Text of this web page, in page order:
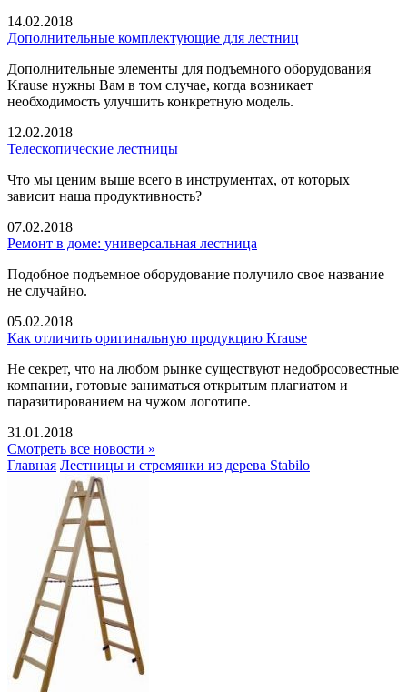
14.02.2018
Дополнительные комплектующие для лестниц
Дополнительные элементы для подъемного оборудования
Krause нужны Вам в том случае, когда возникает
необходимость улучшить конкретную модель.
12.02.2018
Телескопические лестницы
Что мы ценим выше всего в инструментах, от которых
зависит наша продуктивность?
07.02.2018
Ремонт в доме: универсальная лестница
Подобное подъемное оборудование получило свое название
не случайно.
05.02.2018
Как отличить оригинальную продукцию Krause
Не секрет, что на любом рынке существуют недобросовестные
компании, готовые заниматься открытым плагиатом и
паразитированием на чужом логотипе.
31.01.2018
Смотреть все новости »
Главная Лестницы и стремянки из дерева Stabilo